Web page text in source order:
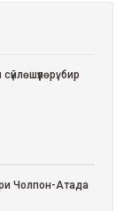
бир
Чолпон-Атада